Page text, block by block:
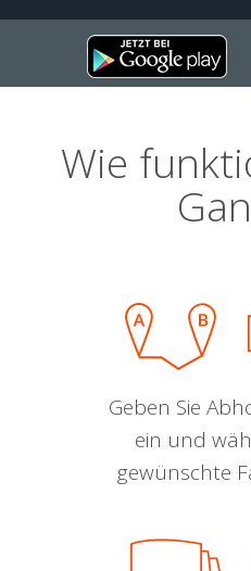
Wie
Geben Sie
ein und
gewünschte